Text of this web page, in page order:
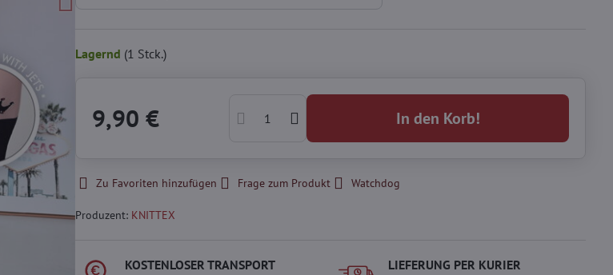
Lagernd (1 Stck.)
9,90 € In den Korb!
Zu Favoriten hinzufügen Frage zum Produkt Watchdog
Produzent: KNITTEX
KOSTENLOSER TRANSPORT LIEFERUNG PER KURIER